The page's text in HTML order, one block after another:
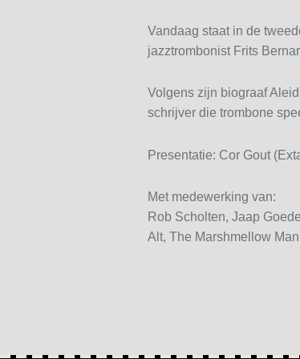
Vandaag staat in de
jazztrombonist Frits
Volgens zijn biograaf
schrijver die trombone
Presentatie: Cor Gout
Met medewerking van:
Rob Scholten, Jaap
Alt, The Marshmellow